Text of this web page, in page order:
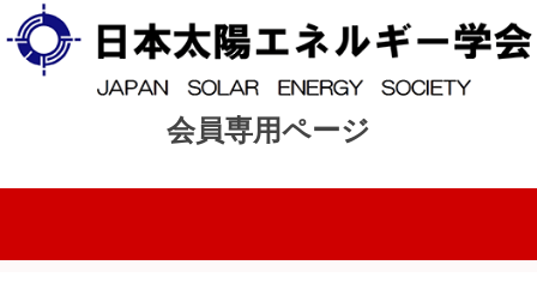
会員専用ページ
コンテンツへスキップ